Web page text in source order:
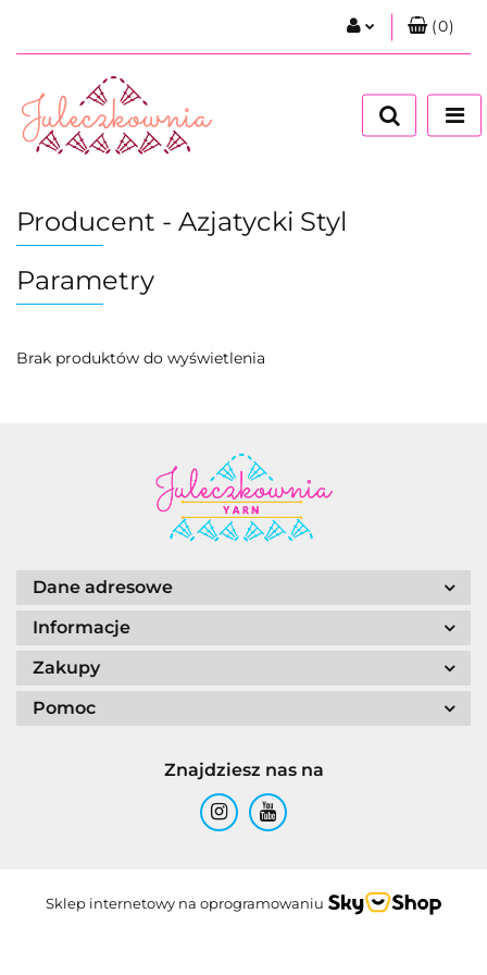
(0)
Producent - Azjatycki Styl
Parametry
Brak produktów do wyświetlenia
Dane adresowe
Informacje
Zakupy
Pomoc
Znajdziesz nas na
Sklep internetowy na oprogramowaniu